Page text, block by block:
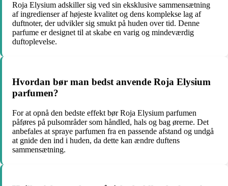
Roja Elysium adskiller sig ved sin eksklusive sammensætning
af ingredienser af højeste kvalitet og dens komplekse lag af
duftnoter, der udvikler sig smukt på huden over tid. Denne
parfume er designet til at skabe en varig og mindeværdig
duftoplevelse.
Hvordan bør man bedst anvende Roja Elysium
parfumen?
For at opnå den bedste effekt bør Roja Elysium parfumen
påføres på pulsområder som håndled, hals og bag ørerne. Det
anbefales at spraye parfumen fra en passende afstand og undgå
at gnide den ind i huden, da dette kan ændre duftens
sammensætning.